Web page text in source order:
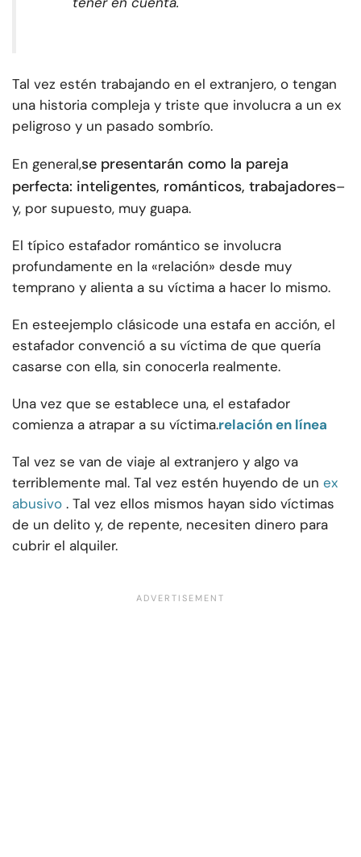
Tal vez estén trabajando en el extranjero, o tengan
una historia compleja y triste que involucra a un ex
peligroso y un pasado sombrío.
En general,se presentarán como la pareja
perfecta: inteligentes, románticos, trabajadores–
y, por supuesto, muy guapa.
El típico estafador romántico se involucra
profundamente en la «relación» desde muy
temprano y alienta a su víctima a hacer lo mismo.
En esteejemplo clásicode una estafa en acción, el
estafador convenció a su víctima de que quería
casarse con ella, sin conocerla realmente.
Una vez que se establece una, el estafador
comienza a atrapar a su víctima.relación en línea
Tal vez se van de viaje al extranjero y algo va
terriblemente mal. Tal vez estén huyendo de un ex
abusivo . Tal vez ellos mismos hayan sido víctimas
de un delito y, de repente, necesiten dinero para
cubrir el alquiler.